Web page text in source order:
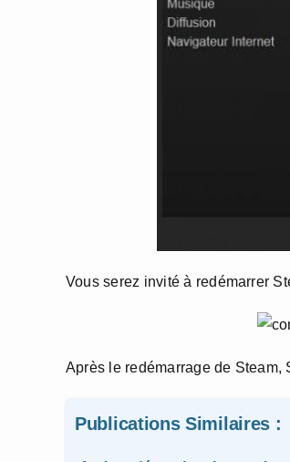
Vous serez invité à redémarrer
Après le redémarrage de Steam,
Publications Similaires :